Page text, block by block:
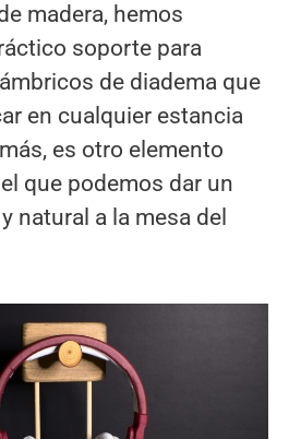
madera, hemos
soporte para
de diadema que
en cualquier estancia
es otro elemento
que podemos dar un
natural a la mesa del